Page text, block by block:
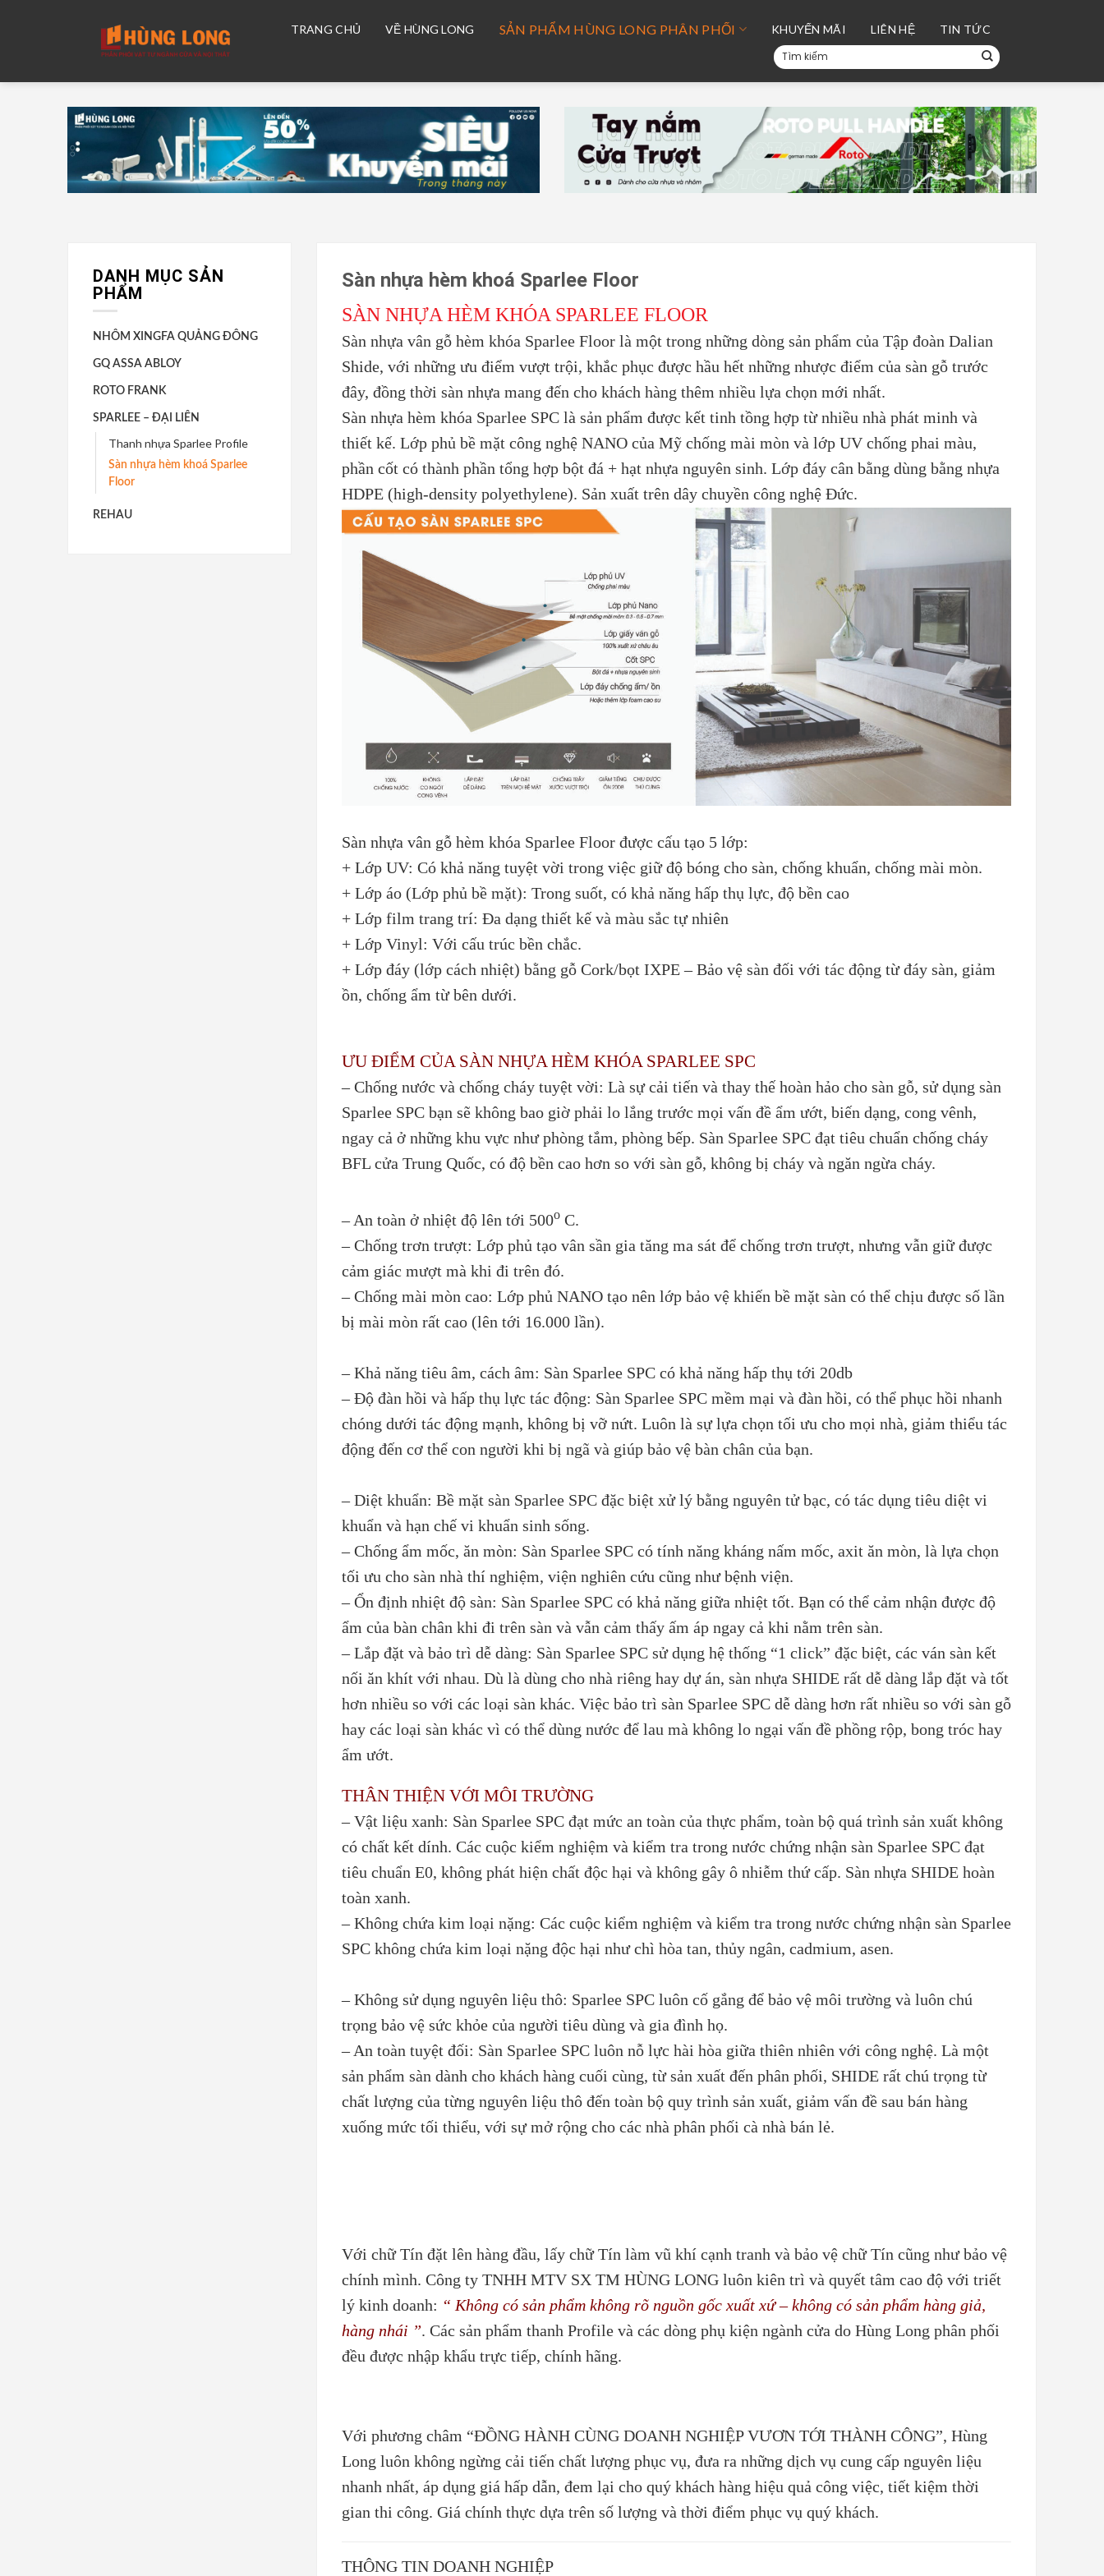
TRANG CHỦ VỀ HÙNG LONG SẢN PHẨM HÙNG LONG PHÂN PHỐI KHUYẾN MÃI LIÊN HỆ TIN TỨC
Tìm
kiếm:
DANH MỤC SẢN
PHẨM
NHÔM XINGFA QUẢNG ĐÔNG
GQ ASSA ABLOY
ROTO FRANK
SPARLEE – ĐẠI LIÊN
Thanh nhựa Sparlee Profile
Sàn nhựa hèm khoá Sparlee
Floor
REHAU
Sàn nhựa hèm khoá Sparlee Floor
SÀN NHỰA HÈM KHÓA SPARLEE FLOOR
Sàn nhựa vân gỗ hèm khóa Sparlee Floor là một trong những dòng sản phẩm của Tập đoàn Dalian
Shide, với những ưu điểm vượt trội, khắc phục được hầu hết những nhược điểm của sàn gỗ trước
đây, đồng thời sàn nhựa mang đến cho khách hàng thêm nhiều lựa chọn mới nhất.
Sàn nhựa hèm khóa Sparlee SPC là sản phẩm được kết tinh tồng hợp từ nhiều nhà phát minh và
thiết kế. Lớp phủ bề mặt công nghệ NANO của Mỹ chống mài mòn và lớp UV chống phai màu,
phần cốt có thành phần tổng hợp bột đá + hạt nhựa nguyên sinh. Lớp đáy cân bằng dùng bằng nhựa
HDPE (high-density polyethylene). Sản xuất trên dây chuyền công nghệ Đức.
Sàn nhựa vân gỗ hèm khóa Sparlee Floor được cấu tạo 5 lớp:
+ Lớp UV: Có khả năng tuyệt vời trong việc giữ độ bóng cho sàn, chống khuẩn, chống mài mòn.
+ Lớp áo (Lớp phủ bề mặt): Trong suốt, có khả năng hấp thụ lực, độ bền cao
+ Lớp film trang trí: Đa dạng thiết kế và màu sắc tự nhiên
+ Lớp Vinyl: Với cấu trúc bền chắc.
+ Lớp đáy (lớp cách nhiệt) bằng gỗ Cork/bọt IXPE – Bảo vệ sàn đối với tác động từ đáy sàn, giảm
ồn, chống ẩm từ bên dưới.
ƯU ĐIỂM CỦA SÀN NHỰA HÈM KHÓA SPARLEE SPC
– Chống nước và chống cháy tuyệt vời: Là sự cải tiến và thay thế hoàn hảo cho sàn gỗ, sử dụng sàn
Sparlee SPC bạn sẽ không bao giờ phải lo lắng trước mọi vấn đề ẩm ướt, biến dạng, cong vênh,
ngay cả ở những khu vực như phòng tắm, phòng bếp. Sàn Sparlee SPC đạt tiêu chuẩn chống cháy
BFL cửa Trung Quốc, có độ bền cao hơn so với sàn gỗ, không bị cháy và ngăn ngừa cháy.
– An toàn ở nhiệt độ lên tới 500oC.
– Chống trơn trượt: Lớp phủ tạo vân sần gia tăng ma sát để chống trơn trượt, nhưng vẫn giữ được
cảm giác mượt mà khi đi trên đó.
– Chống mài mòn cao: Lớp phủ NANO tạo nên lớp bảo vệ khiến bề mặt sàn có thể chịu được số lần
bị mài mòn rất cao (lên tới 16.000 lần).
– Khả năng tiêu âm, cách âm: Sàn Sparlee SPC có khả năng hấp thụ tới 20db
– Độ đàn hồi và hấp thụ lực tác động: Sàn Sparlee SPC mềm mại và đàn hồi, có thể phục hồi nhanh
chóng dưới tác động mạnh, không bị vỡ nứt. Luôn là sự lựa chọn tối ưu cho mọi nhà, giảm thiểu tác
động đến cơ thể con người khi bị ngã và giúp bảo vệ bàn chân của bạn.
– Diệt khuẩn: Bề mặt sàn Sparlee SPC đặc biệt xử lý bằng nguyên tử bạc, có tác dụng tiêu diệt vi
khuẩn và hạn chế vi khuẩn sinh sống.
– Chống ẩm mốc, ăn mòn: Sàn Sparlee SPC có tính năng kháng nấm mốc, axit ăn mòn, là lựa chọn
tối ưu cho sàn nhà thí nghiệm, viện nghiên cứu cũng như bệnh viện.
– Ổn định nhiệt độ sàn: Sàn Sparlee SPC có khả năng giữa nhiệt tốt. Bạn có thể cảm nhận được độ
ẩm của bàn chân khi đi trên sàn và vẫn cảm thấy ấm áp ngay cả khi nằm trên sàn.
– Lắp đặt và bảo trì dễ dàng: Sàn Sparlee SPC sử dụng hệ thống “1 click” đặc biệt, các ván sàn kết
nối ăn khít với nhau. Dù là dùng cho nhà riêng hay dự án, sàn nhựa SHIDE rất dễ dàng lắp đặt và tốt
hơn nhiều so với các loại sàn khác. Việc bảo trì sàn Sparlee SPC dễ dàng hơn rất nhiều so với sàn gỗ
hay các loại sàn khác vì có thể dùng nước để lau mà không lo ngại vấn đề phồng rộp, bong tróc hay
ẩm ướt.
THÂN THIỆN VỚI MÔI TRƯỜNG
– Vật liệu xanh: Sàn Sparlee SPC đạt mức an toàn của thực phẩm, toàn bộ quá trình sản xuất không
có chất kết dính. Các cuộc kiểm nghiệm và kiểm tra trong nước chứng nhận sàn Sparlee SPC đạt
tiêu chuẩn E0, không phát hiện chất độc hại và không gây ô nhiễm thứ cấp. Sàn nhựa SHIDE hoàn
toàn xanh.
– Không chứa kim loại nặng: Các cuộc kiểm nghiệm và kiểm tra trong nước chứng nhận sàn Sparlee
SPC không chứa kim loại nặng độc hại như chì hòa tan, thủy ngân, cadmium, asen.
– Không sử dụng nguyên liệu thô: Sparlee SPC luôn cố gắng để bảo vệ môi trường và luôn chú
trọng bảo vệ sức khỏe của người tiêu dùng và gia đình họ.
– An toàn tuyệt đối: Sàn Sparlee SPC luôn nỗ lực hài hòa giữa thiên nhiên với công nghệ. Là một
sản phẩm sàn dành cho khách hàng cuối cùng, từ sản xuất đến phân phối, SHIDE rất chú trọng từ
chất lượng của từng nguyên liệu thô đến toàn bộ quy trình sản xuất, giảm vấn đề sau bán hàng
xuống mức tối thiểu, với sự mở rộng cho các nhà phân phối cà nhà bán lẻ.
Với chữ Tín đặt lên hàng đầu, lấy chữ Tín làm vũ khí cạnh tranh và bảo vệ chữ Tín cũng như bảo vệ
chính mình. Công ty TNHH MTV SX TM HÙNG LONG luôn kiên trì và quyết tâm cao độ với triết
lý kinh doanh: “ Không có sản phẩm không rõ nguồn gốc xuất xứ – không có sản phẩm hàng giả,
hàng nhái ”. Các sản phẩm thanh Profile và các dòng phụ kiện ngành cửa do Hùng Long phân phối
đều được nhập khẩu trực tiếp, chính hãng.
Với phương châm “ĐỒNG HÀNH CÙNG DOANH NGHIỆP VƯƠN TỚI THÀNH CÔNG”, Hùng
Long luôn không ngừng cải tiến chất lượng phục vụ, đưa ra những dịch vụ cung cấp nguyên liệu
nhanh nhất, áp dụng giá hấp dẫn, đem lại cho quý khách hàng hiệu quả công việc, tiết kiệm thời
gian thi công. Giá chính thực dựa trên số lượng và thời điểm phục vụ quý khách.
THÔNG TIN DOANH NGHIỆP